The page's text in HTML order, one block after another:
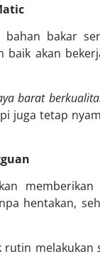
bakar
akan
barat
juga tetap
hentakan,
rutin melakukan